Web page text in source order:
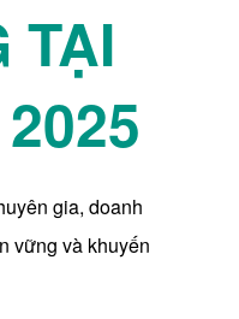
TẠI
gia, doanh
vững và khuyến